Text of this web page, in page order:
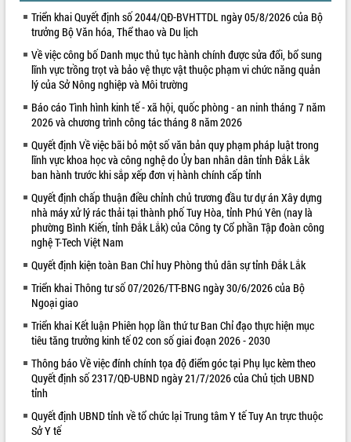
VIDEO
Khám bệnh, cấp phát thuốc miễn phí
và tặng quà người dân xã Cư Pui
Hội nghị UBND tỉnh Đắk Lắk thường kỳ
tháng 7/2026
Lễ truy tặng danh hiệu “Bà Mẹ Việt
Nam Anh hùng” và trao Huân chương
Lao động
UBND tỉnh Đắk Lắk triển khai nhiệm
Kỳ họp thứ Hai, Hội đồng nhân dân
ALBUM ẢNH
Triển khai Quyết định số 2044/QĐ-BVHTTDL ngày 05/8/2026 của Bộ
trưởng Bộ Văn hóa, Thể thao và Du lịch
Về việc công bố Danh mục thủ tục hành chính được sửa đổi, bổ sung
lĩnh vực trồng trọt và bảo vệ thực vật thuộc phạm vi chức năng quản
lý của Sở Nông nghiệp và Môi trường
Báo cáo Tình hình kinh tế - xã hội, quốc phòng - an ninh tháng 7 năm
2026 và chương trình công tác tháng 8 năm 2026
Quyết định Về việc bãi bỏ một số văn bản quy phạm pháp luật trong
lĩnh vực khoa học và công nghệ do Ủy ban nhân dân tỉnh Đắk Lắk
ban hành trước khi sắp xếp đơn vị hành chính cấp tỉnh
Quyết định chấp thuận điều chỉnh chủ trương đầu tư dự án Xây dựng
nhà máy xử lý rác thải tại thành phố Tuy Hòa, tỉnh Phú Yên (nay là
phường Bình Kiến, tỉnh Đắk Lắk) của Công ty Cổ phần Tập đoàn công
nghệ T-Tech Việt Nam
Quyết định kiện toàn Ban Chỉ huy Phòng thủ dân sự tỉnh Đắk Lắk
Triển khai Thông tư số 07/2026/TT-BNG ngày 30/6/2026 của Bộ
Ngoại giao
Triển khai Kết luận Phiên họp lần thứ tư Ban Chỉ đạo thực hiện mục
tiêu tăng trưởng kinh tế 02 con số giai đoạn 2026 - 2030
Thông báo Về việc đính chính tọa độ điểm góc tại Phụ lục kèm theo
Quyết định số 2317/QĐ-UBND ngày 21/7/2026 của Chủ tịch UBND
tỉnh
Quyết định UBND tỉnh về tổ chức lại Trung tâm Y tế Tuy An trực thuộc
Sở Y tế